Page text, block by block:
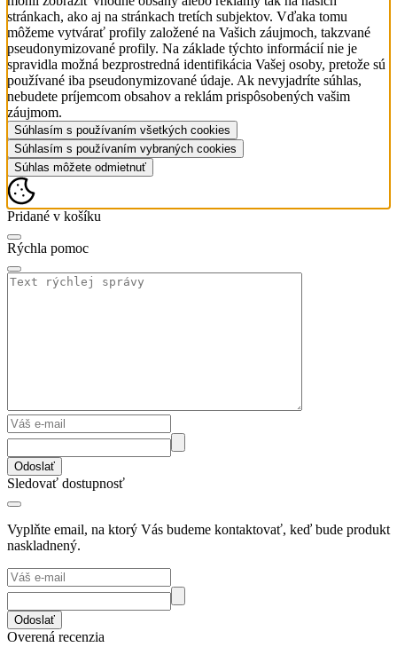
stránkach, ako aj na stránkach tretích subjektov. Vďaka tomu
môžeme vytvárať profily založené na Vašich záujmoch, takzvané
pseudonymizované profily. Na základe týchto informácií nie je
spravidla možná bezprostredná identifikácia Vašej osoby, pretože sú
používané iba pseudonymizované údaje. Ak nevyjadríte súhlas,
nebudete príjemcom obsahov a reklám prispôsobených vašim
záujmom.
Súhlasím s používaním všetkých cookies
Súhlasím s používaním vybraných cookies
Súhlas môžete odmietnuť
Pridané v košíku
Rýchla pomoc
Odoslať
Sledovať dostupnosť
Vyplňte email, na ktorý Vás budeme kontaktovať, keď bude produkt
naskladnený.
Odoslať
Overená recenzia